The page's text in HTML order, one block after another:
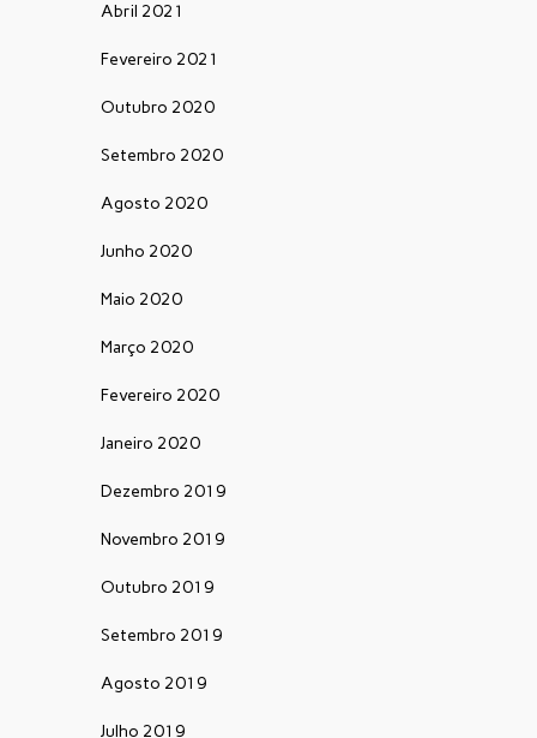
Abril 2021
Fevereiro 2021
Outubro 2020
Setembro 2020
Agosto 2020
Junho 2020
Maio 2020
Março 2020
Fevereiro 2020
Janeiro 2020
Dezembro 2019
Novembro 2019
Outubro 2019
Setembro 2019
Agosto 2019
Julho 2019